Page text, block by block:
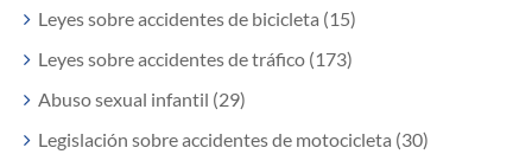
Leyes sobre accidentes de bicicleta (15)
Leyes sobre accidentes de tráfico (173)
Abuso sexual infantil (29)
Legislación sobre accidentes de motocicleta (30)